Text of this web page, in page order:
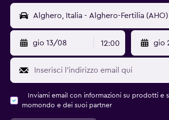
gio 13/08 12:00 gio
Inviami email con informazioni su prodotti e
momondo e dei suoi partner